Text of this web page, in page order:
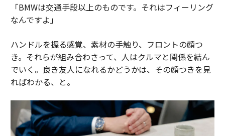
「BMWは交通手段以上のものです。それはフィーリング
なんですよ」
ハンドルを握る感覚、素材の手触り、フロントの顔つ
き。それらが組み合わさって、人はクルマと関係を結ん
でいく。良き友人になれるかどうかは、その顔つきを見
ればわかる、と。